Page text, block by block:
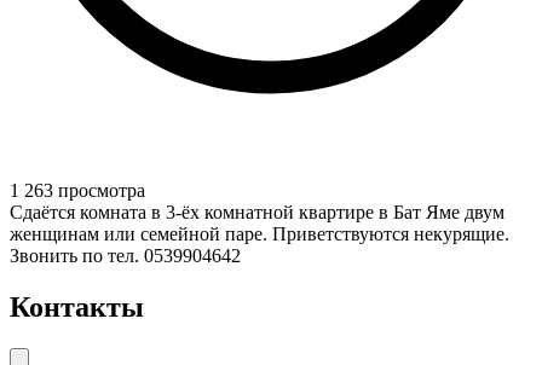
1 263 просмотра
Сдаётся комната в 3-ёх комнатной квартире в Бат Яме двум
женщинам или семейной паре. Приветствуются некурящие.
Звонить по тел. 0539904642
Контакты